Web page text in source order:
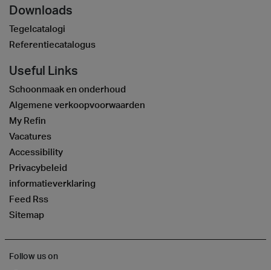
Downloads
Tegelcatalogi
Referentiecatalogus
Useful Links
Schoonmaak en onderhoud
Algemene verkoopvoorwaarden
My Refin
Vacatures
Accessibility
Privacybeleid
informatieverklaring
Feed Rss
Sitemap
Follow us on